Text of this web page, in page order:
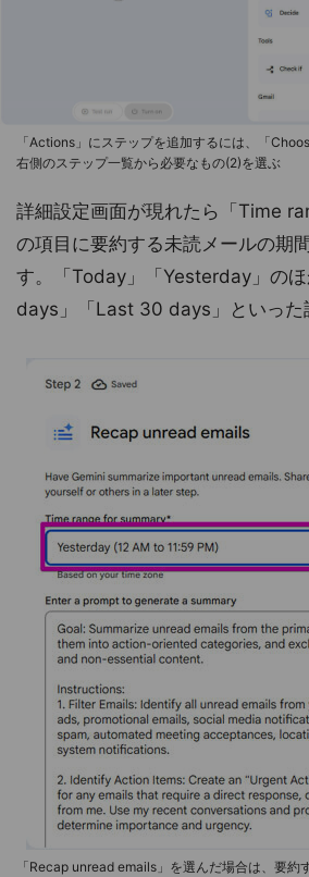
「Actions」にステップを追加するには、「
右側のステップ一覧から必要なもの(2)を選ぶ
詳細設定画面が現れたら「Time
の項目に要約する未読メールの期
す。「Today」「Yesterday」の
days」「Last 30 days」といった
「Recap unread emails」を選んだ場合は、要約